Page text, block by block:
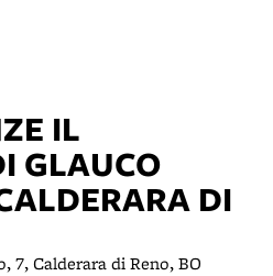
IL
GLAUCO
DI
7, Calderara di Reno, BO